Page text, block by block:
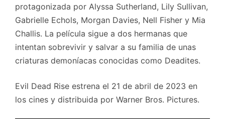
protagonizada por Alyssa Sutherland, Lily Sullivan,
Gabrielle Echols, Morgan Davies, Nell Fisher y Mia
Challis. La película sigue a dos hermanas que
intentan sobrevivir y salvar a su familia de unas
criaturas demoníacas conocidas como Deadites.
Evil Dead Rise estrena el 21 de abril de 2023 en
los cines y distribuida por Warner Bros. Pictures.